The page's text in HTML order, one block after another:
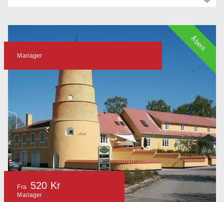
Mariager
Fra 520 Kr
Mariager
Åbent